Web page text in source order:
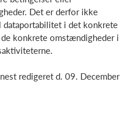
Det er derfor ikke
dataportabilitet i det konkrete
konkrete omstændigheder i
redigeret d. 09. December